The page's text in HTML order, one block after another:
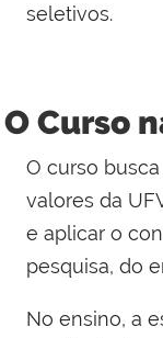
seletivos.
O Curso
O curso
valores da
e aplicar o
pesquisa, do
No ensino, a